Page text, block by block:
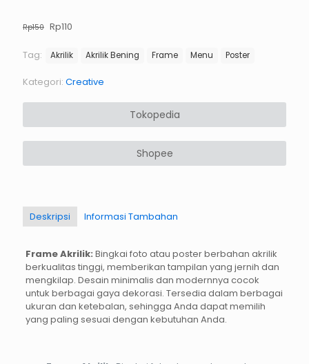
Rp150 Harga
adalah:
Rp110
ini
Rp110.
Tag: Akrilik Akrilik Bening Frame Menu Poster
Kategori: Creative
Tokopedia
Shopee
Deskripsi Informasi Tambahan
Frame Akrilik: Bingkai foto atau poster berbahan akrilik
berkualitas tinggi, memberikan tampilan yang jernih dan
mengkilap. Desain minimalis dan modernnya cocok
untuk berbagai gaya dekorasi. Tersedia dalam berbagai
ukuran dan ketebalan, sehingga Anda dapat memilih
yang paling sesuai dengan kebutuhan Anda.